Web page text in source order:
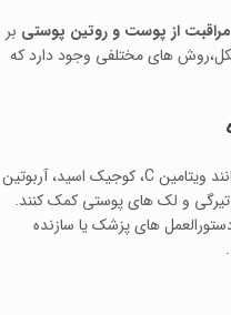
بر
های مختلفی وجود دارد که
کرم‌ های روشن‌ کننده پوست حاوی موادی مانند ویتامین C، کوجیک اسید، آربوتین
تیرگی و لک‌ های پوستی کمک کنند.
های پزشک یا سازنده